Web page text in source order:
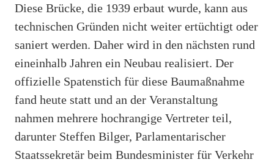
Diese Brücke, die 1939 erbaut wurde, kann aus
technischen Gründen nicht weiter ertüchtigt oder
saniert werden. Daher wird in den nächsten rund
eineinhalb Jahren ein Neubau realisiert. Der
offizielle Spatenstich für diese Baumaßnahme
fand heute statt und an der Veranstaltung
nahmen mehrere hochrangige Vertreter teil,
darunter Steffen Bilger, Parlamentarischer
Staatssekretär beim Bundesminister für Verkehr